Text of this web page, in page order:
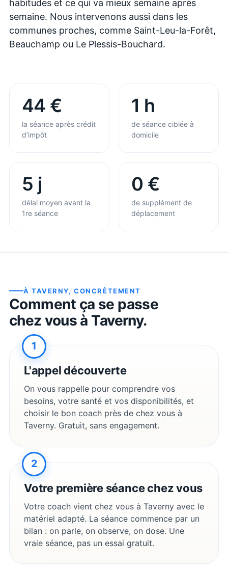
habitudes et ce qui va mieux semaine après
semaine. Nous intervenons aussi dans les
communes proches, comme Saint-Leu-la-Forêt,
Beauchamp ou Le Plessis-Bouchard.
44 €
la séance après crédit
d’impôt
1 h
de séance ciblée à
domicile
5 j
délai moyen avant la
1re séance
0 €
de supplément de
déplacement
ÀTAVERNY, CONCRÈTEMENT
Comment ça se passe
chez vous à Taverny.
1
L'appel découverte
On vous rappelle pour comprendre vos
besoins, votre santé et vos disponibilités, et
choisir le bon coach près de chez vous à
Taverny. Gratuit, sans engagement.
2
Votre première séance chez vous
Votre coach vient chez vous à Taverny avec le
matériel adapté. La séance commence par un
bilan : on parle, on observe, on dose. Une
vraie séance, pas un essai gratuit.